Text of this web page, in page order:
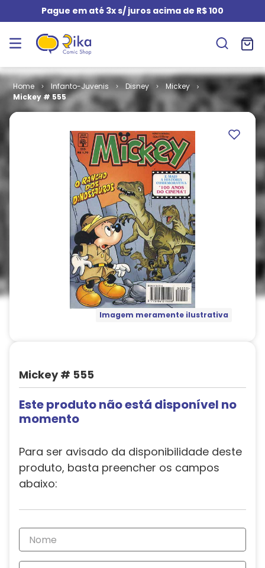
Pague em até 3x s/ juros acima de R$ 100
Infanto-Juvenis Disney
Mickey
Mickey # 555
Imagem meramente ilustrativa
Mickey # 555
Este produto não está disponível no
momento
Para ser avisado da disponibilidade deste
produto, basta preencher os campos
abaixo: